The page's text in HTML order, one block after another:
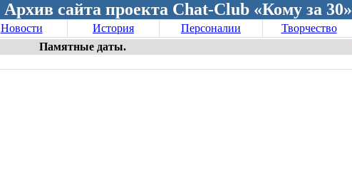
Архив сайта проекта Chat-Club «Кому за 30»
Новости История Персоналии Творчество
Памятные даты.